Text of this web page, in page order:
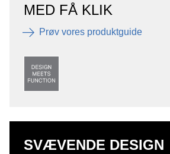
MED FÅ KLIK
Prøv vores produktguide
SVÆVENDE DESIGN